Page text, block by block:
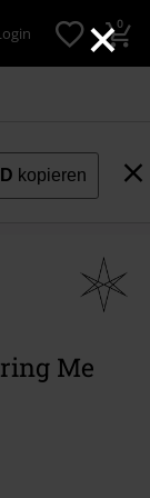
×0
kopieren
Me